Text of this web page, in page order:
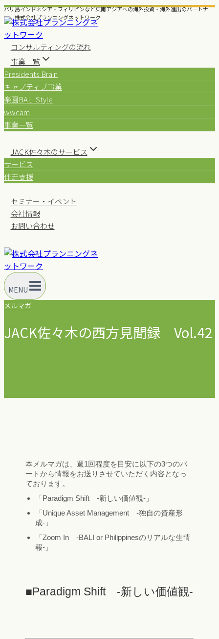
内
容
を
ッ
プ
バリ島インドネシア・フィリピンなど東南アジアへの海外投資・海外進出のパートナ
ー 株式会社プランニングネットワーク
コンサルティングの流れ
事業一覧
Presidents Brain
キャプティブ事業
楽園BALI Style
wwcam
事業一覧
JACK佐々木のサービス
サービス
伴走支援
セミナー・イベント
会社情報
お問い合わせ
MENU
メルマガ
JACK佐々木の西方見聞録 Vol.42
本メルマガは、週1回程度を目安に以下の3つのパ
ートから情報をお送りさせていただく内容となっ
ております。
「Paradigm Shift -新しい価値観-」
「Unique Asset Management -独自の資産形
成-」
「Zoom In -BALI or Philippinesのリアルな生情
報-」
■Paradigm Shift -新しい価値観-